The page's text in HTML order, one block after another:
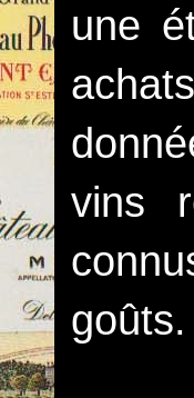
une
vins
goûts.